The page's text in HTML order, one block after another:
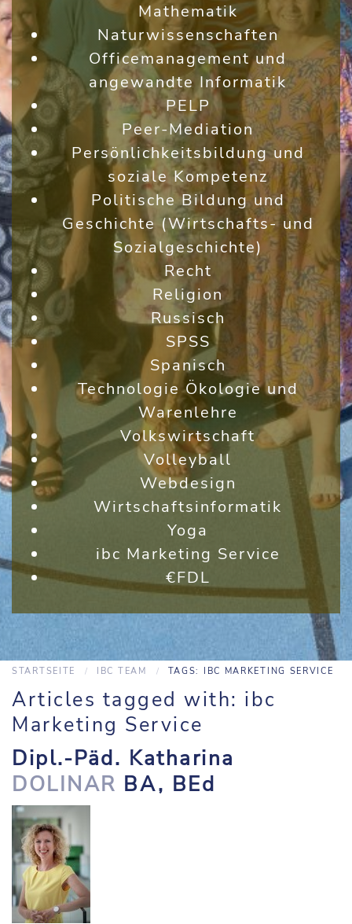
Mathematik
Naturwissenschaften
Officemanagement und
angewandte Informatik
PELP
Peer-Mediation
Persönlichkeitsbildung und
soziale Kompetenz
Politische Bildung und
Geschichte (Wirtschafts- und
Sozialgeschichte)
Recht
Religion
Russisch
SPSS
Spanisch
Technologie Ökologie und
Warenlehre
Volkswirtschaft
Volleyball
Webdesign
Wirtschaftsinformatik
Yoga
ibc Marketing Service
€FDL
STARTSEITE IBC TEAM TAGS: IBC MARKETING SERVICE
Articles tagged with: ibc
Marketing Service
Dipl.-Päd. Katharina
DOLINAR BA, BEd